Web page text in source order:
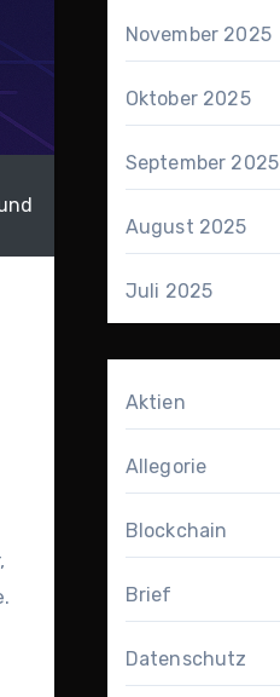
November 2025
Oktober 2025
September 2025
August 2025
Juli 2025
Aktien
Allegorie
Blockchain
Brief
Datenschutz